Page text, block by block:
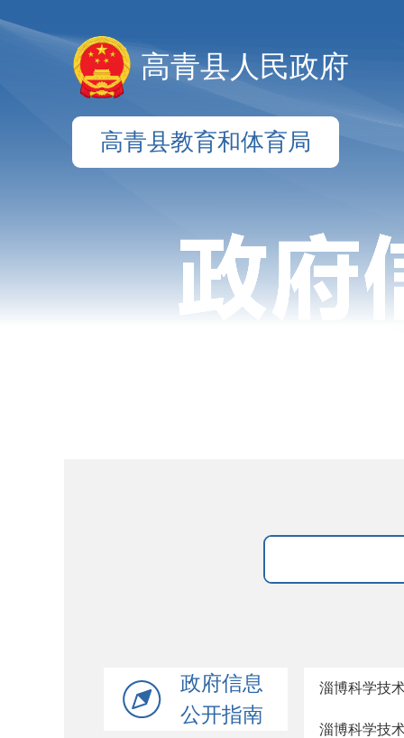
高青县人民政府
高青县教育和体育局
政府信息
公开指南
淄博科学技
淄博科学技